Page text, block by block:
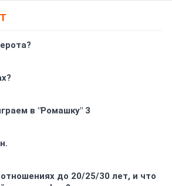
в "Ромашку" 3
до 20/25/30 лет, и что